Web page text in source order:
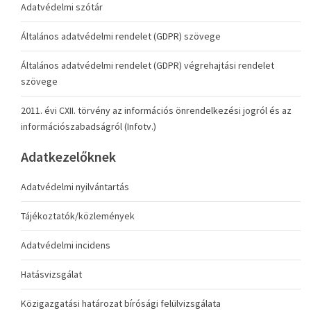
Adatvédelmi szótár
Általános adatvédelmi rendelet (GDPR) szövege
Általános adatvédelmi rendelet (GDPR) végrehajtási rendelet
szövege
2011. évi CXII. törvény az információs önrendelkezési jogról és az
információszabadságról (Infotv.)
Adatkezelőknek
Adatvédelmi nyilvántartás
Tájékoztatók/közlemények
Adatvédelmi incidens
Hatásvizsgálat
Közigazgatási határozat bírósági felülvizsgálata